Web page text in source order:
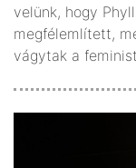
velünk, hogy
megfélemlített,
vágytak a